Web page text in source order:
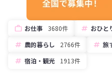
お仕事 3680件 おひと
農的暮らし
2766件 旅
宿泊・観光
1913件